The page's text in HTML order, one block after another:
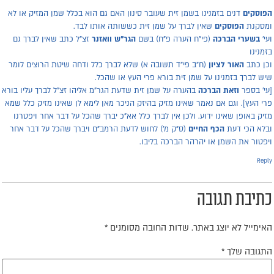
דנים בזמנינו בשמן זית שעובר סינון האם גם הוא בכלל שמן המזיק או לא
הפוסקים שאין לברך על שמן זית כששותה אותו לבד.
בשערי הברכה(פי"ח הערה פ"ח) בשם הגר"ש וואזנרזצ"ל כתב שאין לברך גם
כתבהאור לציון(ח"ב פי"ד תשובה א) שלא לברך כלל ודחה שיטת הרוצים לומר
לברך בזמנינו על שמן זית בורא פרי העץ או שהכל.
בספרוזאת הברכהבהערה על שמן זית שדעת הגר"מ אליהו זצ"ל לברך עליו בורא
העץ]. וגם אם נאמר שאינו מזיק בהיזק הניכר מאן לימא לן שאינו מזיק כלל שמא
באופן שאינו ידוע. ולכן אין לברך כלל אא"כ יברך שהכל על דבר אחר ויפטרנו
הכי דעתהכף החיים (ס"ק מ') לחוש לדעת הרמב"ם ויברך שהכל על דבר אחר
את השמן או יהרהר הברכה בליבו.
תגובה
לא יוצג באתר. שדות החובה מסומנים
שלך*